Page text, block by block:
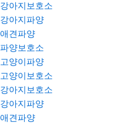
강아지보호소
강아지파양
애견파양
파양보호소
고양이파양
고양이보호소
강아지보호소
강아지파양
애견파양